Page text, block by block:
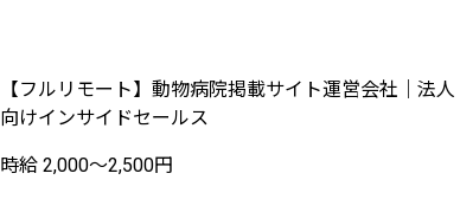
【フルリモート】動物病院掲載サイト運営会社｜法人
向けインサイドセールス
時給 2,000〜2,500円